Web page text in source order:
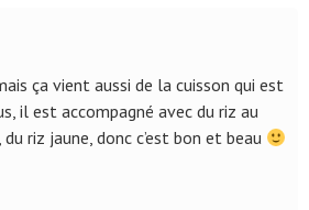
ça vient aussi de la cuisson qui est
il est accompagné avec du riz au
riz jaune, donc c’est bon et beau